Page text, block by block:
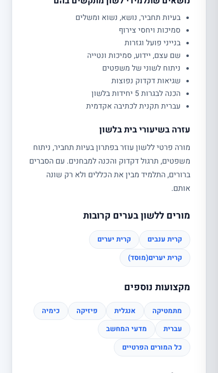
בעיות תחביר, נושא, נשוא ומשלים
סמיכות ויחסי צירוף
בנייני פועל וגזרות
שם עצם, יידוע, סמיכות ונטייה
ניתוח לשוני של משפטים
שגיאות דקדוק נפוצות
הכנה לבגרות 5 יחידות בלשון
עברית תקנית לכתיבה אקדמית
עזרה בשיעורי בית בלשון
מורה פרטי ללשון עוזר בפתרון בעיות תחביר, ניתוח
משפטים, תרגול דקדוק והכנה למבחנים. עם הסברים
ברורים, התלמיד מבין את הכללים ולא רק שונה
אותם.
מורים ללשון בערים קרובות
קרית ענבים
קרית יערים
קרית יערים(מוסד)
מקצועות נוספים
מתמטיקה אנגלית פיזיקה
כימיה
עברית
מדעי המחשב
כל המורים הפרטיים